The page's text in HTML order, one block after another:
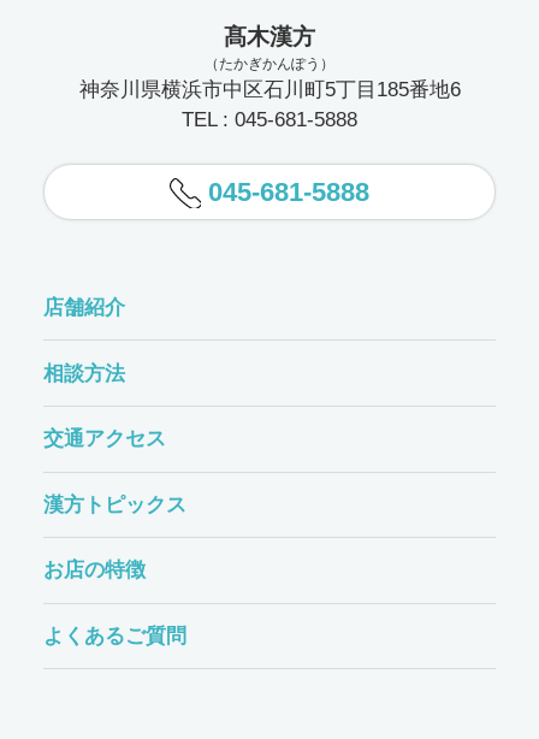
髙木漢方
（たかぎかんぽう）
神奈川県横浜市中区石川町5丁目185番地6
TEL : 045-681-5888
045-681-5888
店舗紹介
相談方法
交通アクセス
漢方トピックス
お店の特徴
よくあるご質問